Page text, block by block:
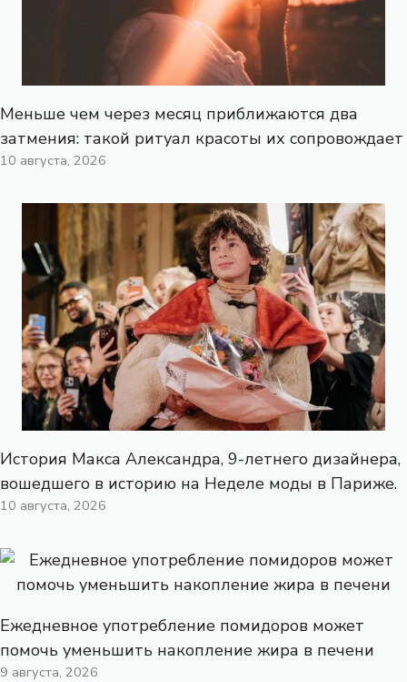
Меньше чем через месяц приближаются два
затмения: такой ритуал красоты их сопровождает
10 августа, 2026
История Макса Александра, 9-летнего дизайнера,
вошедшего в историю на Неделе моды в Париже.
10 августа, 2026
Ежедневное употребление помидоров может
помочь уменьшить накопление жира в печени
9 августа, 2026